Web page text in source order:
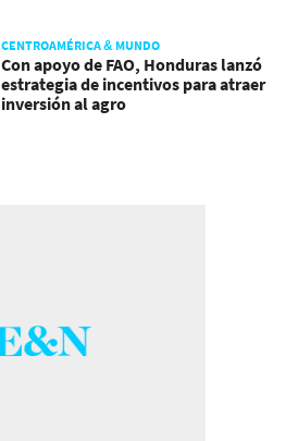
CENTROAMÉRICA & MUNDO
Con apoyo de FAO, Honduras lanzó
estrategia de incentivos para atraer
inversión al agro